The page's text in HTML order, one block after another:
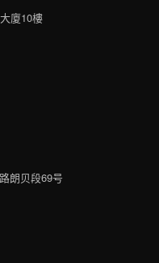
廈10樓
朗贝段69号